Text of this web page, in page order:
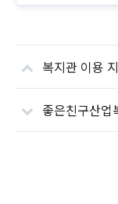
복지관 이용
좋은친구산업